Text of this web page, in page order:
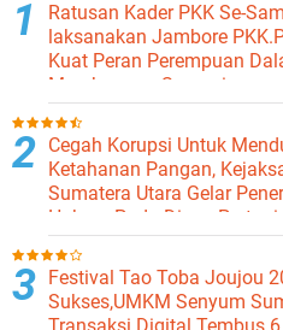
Ratusan Kader PKK Se-
laksanakan Jambore
Kuat Peran Perempuan
Membangun Samosir.
Cegah Korupsi Untuk
Ketahanan Pangan,
Sumatera Utara Gelar
Hukum Pada Dinas
Ketahanan Pangan
Festival Tao Toba Joujou
Sukses,UMKM Senyum